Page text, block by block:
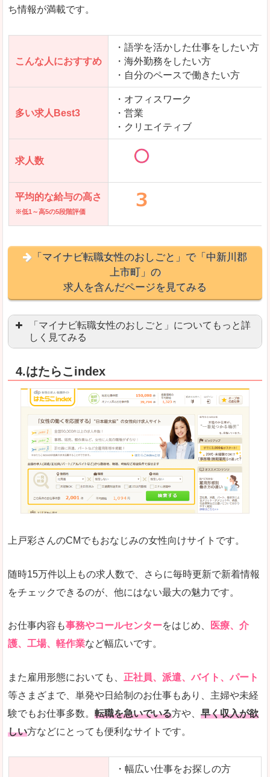
「エン転職ウーマン」で「中新川郡上市町」の
ち情報が満載です。
こんな人におすすめ
・語学を活かした仕事をしたい方
・海外勤務をしたい方
・自分のペースで働きたい方
多い求人Best3
・オフィスワーク
・営業
・クリエイティブ
求人数
平均的な給与の高さ
※低1～高5の5段階評価
「マイナビ転職女性のおしごと」で「中新川郡
上市町」の
求人を含んだページを見てみる
「マイナビ転職女性のおしごと」についてもっと詳
しく見てみる
良いところ
「自分のペースで働きたい」「キャリアアップ」
はじめての転職についてのお役立ち情報が満載で
悪いところ
求人の掲載が少し見づらい印象があります。求人
給与が見た目ですぐにわからないことが多いです
詳しい説明 サイト内の検索の人気ワードで英語や中国語など
人気度 普通のマイナビの方を使っている方が多く、女
さまざまな検索機能が充実しており、条件面やこ
ただし、求人情報が少し見づらいです。
「マイナビ転職女性のおしごと」で「中新川郡
上市町」の
求人を含んだページを見てみる
4.はたらこindex
上戸彩さんのCMでもおなじみの女性向けサイトです。
随時15万件以上もの求人数で、さらに毎時更新で新着情報
をチェックできるのが、他にはない最大の魅力です。
お仕事内容も事務やコールセンターをはじめ、
医療、介
護、工場、軽作業など幅広いです。
また雇用形態においても、 正社員、派遣、バイト、パート
等さまざまで、単発や日給制のお仕事もあり、主婦や未経
験でもお仕事多数。 転職を急いでいる方や、 早く収入が欲
しい方などにとっても便利なサイトです。
・幅広い仕事をお探しの方